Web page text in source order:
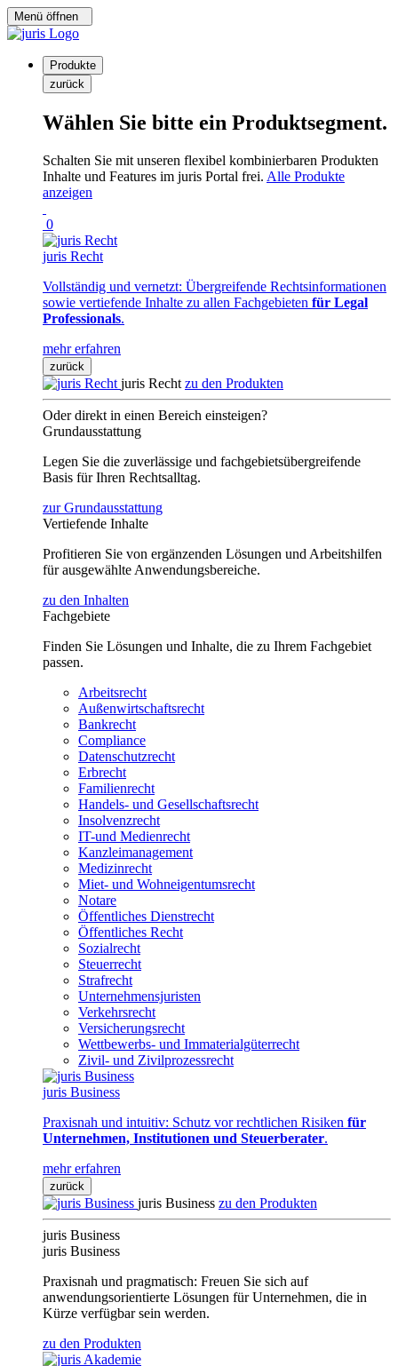
Menü öffnen
Produkte
zurück
Wählen Sie bitte ein Produktsegment.
Schalten Sie mit unseren flexibel kombinierbaren Produkten
Inhalte und Features im juris Portal frei. Alle Produkte
anzeigen
0
juris Recht
Vollständig und vernetzt: Übergreifende Rechtsinformationen
sowie vertiefende Inhalte zu allen Fachgebieten für Legal
Professionals.
mehr erfahren
zurück
juris Recht zu den Produkten
Oder direkt in einen Bereich einsteigen?
Grundausstattung
Legen Sie die zuverlässige und fachgebietsübergreifende
Basis für Ihren Rechtsalltag.
zur Grundausstattung
Vertiefende Inhalte
Profitieren Sie von ergänzenden Lösungen und Arbeitshilfen
für ausgewählte Anwendungsbereiche.
zu den Inhalten
Fachgebiete
Finden Sie Lösungen und Inhalte, die zu Ihrem Fachgebiet
passen.
Arbeitsrecht
Außenwirtschaftsrecht
Bankrecht
Compliance
Datenschutzrecht
Erbrecht
Familienrecht
Handels- und Gesellschaftsrecht
Insolvenzrecht
IT-und Medienrecht
Kanzleimanagement
Medizinrecht
Miet- und Wohneigentumsrecht
Notare
Öffentliches Dienstrecht
Öffentliches Recht
Sozialrecht
Steuerrecht
Strafrecht
Unternehmensjuristen
Verkehrsrecht
Versicherungsrecht
Wettbewerbs- und Immaterialgüterrecht
Zivil- und Zivilprozessrecht
juris Business
Praxisnah und intuitiv: Schutz vor rechtlichen Risiken für
Unternehmen, Institutionen und Steuerberater.
mehr erfahren
zurück
juris Business zu den Produkten
juris Business
juris Business
Praxisnah und pragmatisch: Freuen Sie sich auf
anwendungsorientierte Lösungen für Unternehmen, die in
Kürze verfügbar sein werden.
zu den Produkten